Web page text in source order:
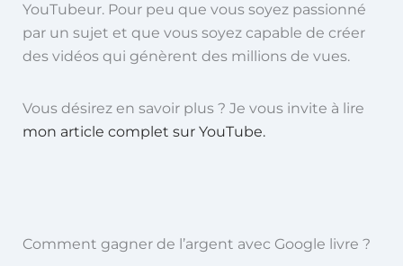
YouTubeur. Pour peu que vous soyez passionné
par un sujet et que vous soyez capable de créer
des vidéos qui génèrent des millions de vues.
Vous désirez en savoir plus ? Je vous invite à lire
mon article complet sur YouTube.
Comment gagner de l’argent avec Google livre ?